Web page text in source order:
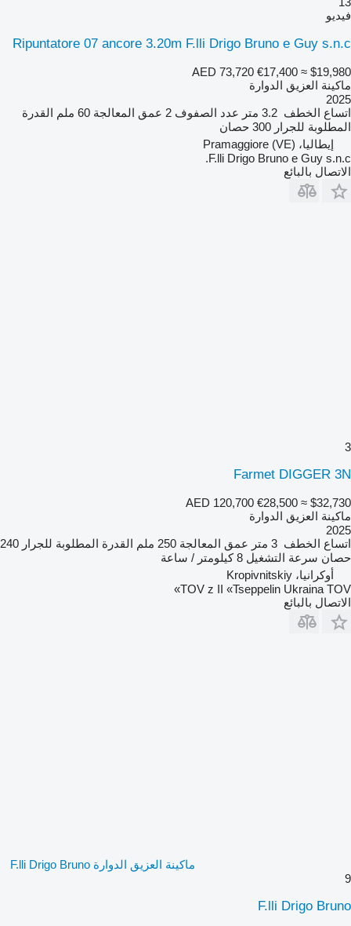
فيديو
Ripuntatore 07 ancore 3.20m F.lli Drigo Bruno e Guy s.n.c
AED 73,720 €17,400 ≈ $19,980
ماكينة العزيق الدوارة
2025
اتساع الخطف 3.2 متر عدد الصفوف 2 عمق المعالجة 60 ملم
القدرة
المطلوبة للجرار 300 حصان
إيطاليا، Pramaggiore (VE)
F.lli Drigo Bruno e Guy s.n.c.
الاتصال بالبائع
3
Farmet DIGGER 3N
AED 120,700 €28,500 ≈ $32,730
ماكينة العزيق الدوارة
2025
اتساع الخطف 3 متر عمق المعالجة 250 ملم القدرة المطلوبة للجرار 240
حصان سرعة التشغيل 8 كيلومتر / ساعة
أوكرانيا، Kropivnitskiy
TOV z II «Tseppelin Ukraina TOV»
الاتصال بالبائع
ماكينة العزيق الدوارة F.lli Drigo Bruno
9
F.lli Drigo Bruno